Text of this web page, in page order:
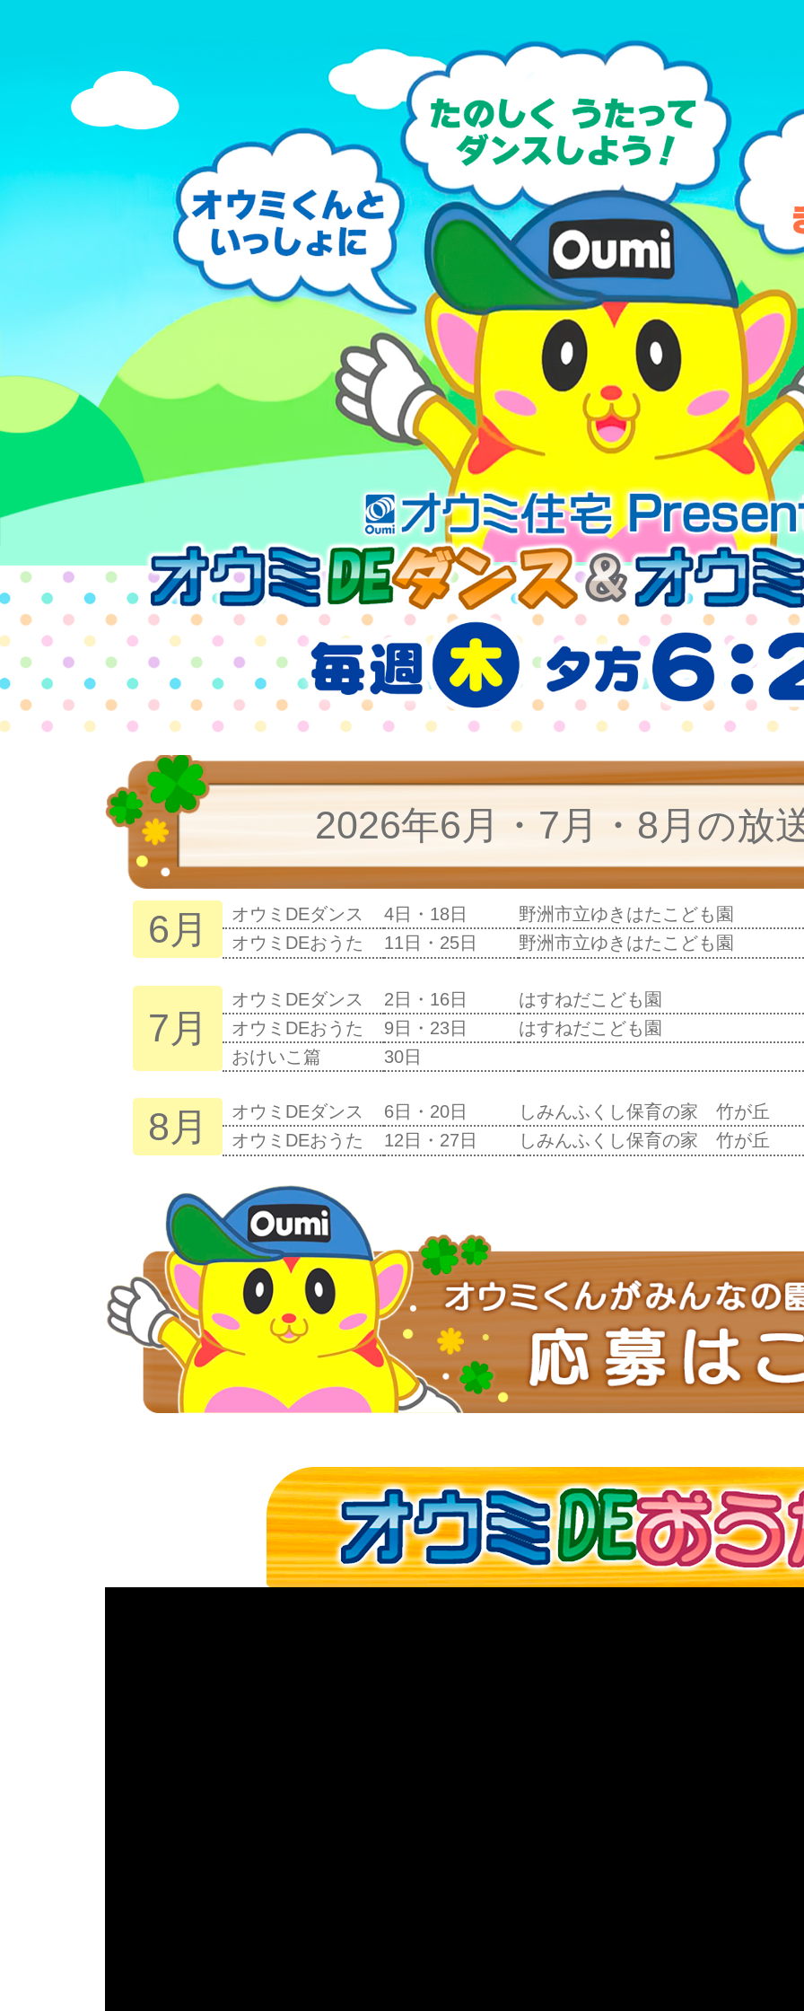
2026年6月・7月・8月の放
6月 オウミDEダンス 4日・18日
野洲市立ゆきはたこども園
オウミDEおうた
11日・25日 野洲市立ゆきはたこども園
7月
オウミDEダンス 2日・16日
はすねだこども園
オウミDEおうた
9日・23日
はすねだこども園
おけいこ篇
30日
8月 オウミDEダンス 6日・20日
しみんふくし保育の家 竹が丘
オウミDEおうた
12日・27日 しみんふくし保育の家 竹が丘